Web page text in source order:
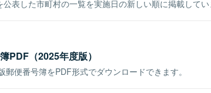
表した市町村の一覧を実施日の新しい順に掲載してい
PDF（2025年度版）
郵便番号簿をPDF形式でダウンロードできます。